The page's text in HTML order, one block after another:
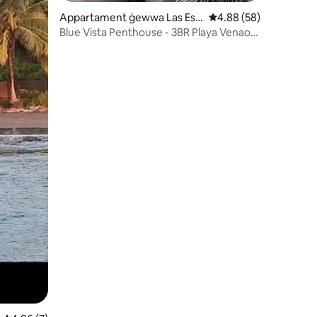
ta' reviews: 25Appartament ġewwa Las Esc
obas del Venado
Rating medju ta' 4.88
4.88 (58)
Blue Vista Penthouse - 3BR Playa Venao